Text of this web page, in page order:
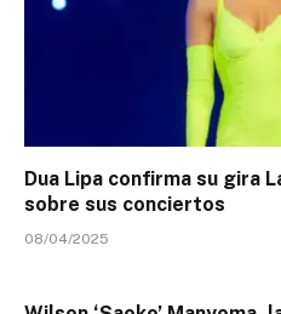
Dua Lipa confirma su gira
sobre sus conciertos
08/04/2025